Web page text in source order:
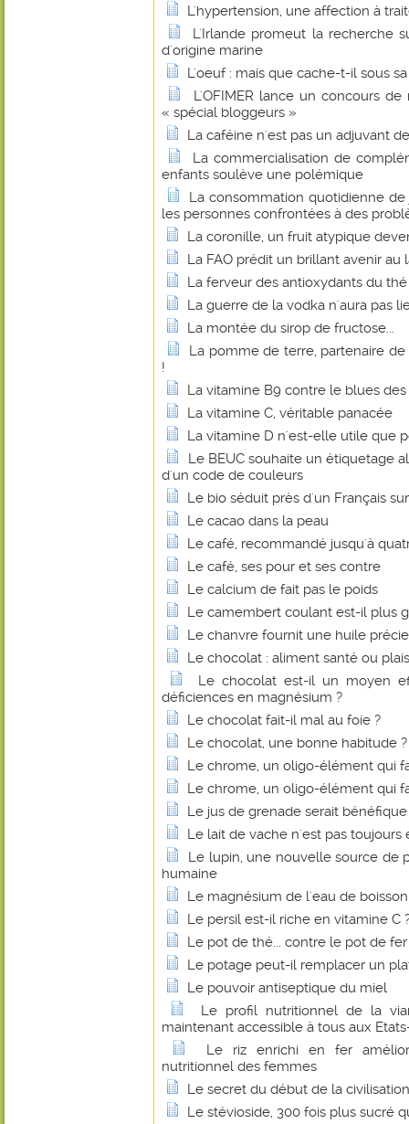
L'hypertension, une affection à
L'Irlande promeut la recherche
d'origine marine
L'oeuf : mais que cache-t-il sous
L'OFIMER lance un concours
« spécial bloggeurs »
La caféine n'est pas un adjuvant
La commercialisation de
enfants soulève une polémique
La consommation quotidienne
les personnes confrontées à des
La coronille, un fruit atypique
La FAO prédit un brillant avenir au
La ferveur des antioxydants du thé
La guerre de la vodka n'aura pas
La montée du sirop de fructose...
La pomme de terre, partenaire
!
La vitamine B9 contre le blues
La vitamine C, véritable panacée
La vitamine D n'est-elle utile que
Le BEUC souhaite un étiquetage
d'un code de couleurs
Le bio séduit près d'un Français
Le cacao dans la peau
Le café, recommandé jusqu'à
Le café, ses pour et ses contre
Le calcium de fait pas le poids
Le camembert coulant est-il plus
Le chanvre fournit une huile
Le chocolat : aliment santé ou
Le chocolat est-il un moyen
déficiences en magnésium ?
Le chocolat fait-il mal au foie ?
Le chocolat, une bonne habitude ?
Le chrome, un oligo-élément qui
Le chrome, un oligo-élément qui
Le jus de grenade serait
Le lait de vache n'est pas toujours
Le lupin, une nouvelle source de
humaine
Le magnésium de l'eau de
Le persil est-il riche en vitamine C
Le pot de thé... contre le pot de fer
Le potage peut-il remplacer un
Le pouvoir antiseptique du miel
Le profil nutritionnel de la
maintenant accessible à tous aux
Le riz enrichi en fer
nutritionnel des femmes
Le secret du début de la
Le stévioside, 300 fois plus sucré